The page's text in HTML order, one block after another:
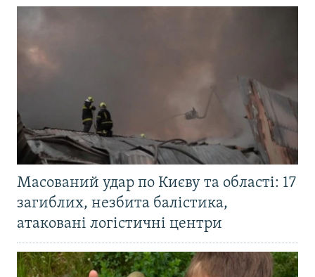
Масований удар по Києву та області: 17
загиблих, незбита балістика,
атаковані логістичні центри